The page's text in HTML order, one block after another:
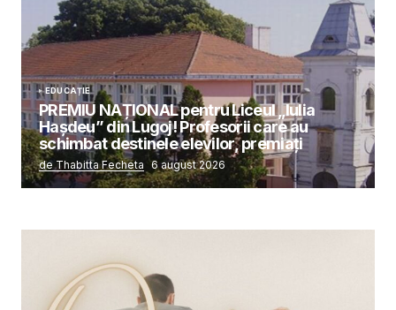
EDUCAȚIE
PREMIU NAȚIONAL pentru Liceul „Iulia
Hașdeu” din Lugoj! Profesorii care au
schimbat destinele elevilor, premiați
de Thabitta Fecheta 6 august 2026